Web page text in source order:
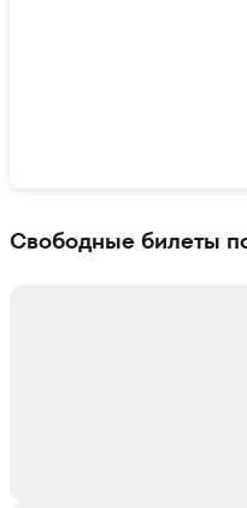
Свободные билеты